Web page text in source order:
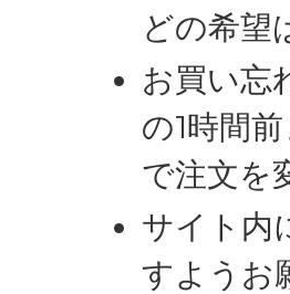
どの希望
お買い忘
の1時間
で注文を
サイト内
すようお